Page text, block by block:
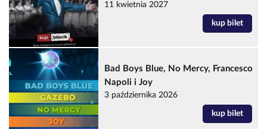
11 kwietnia 2027
kup bilet
Bad Boys Blue, No Mercy, Francesco
Napoli i Joy
3 października 2026
kup bilet